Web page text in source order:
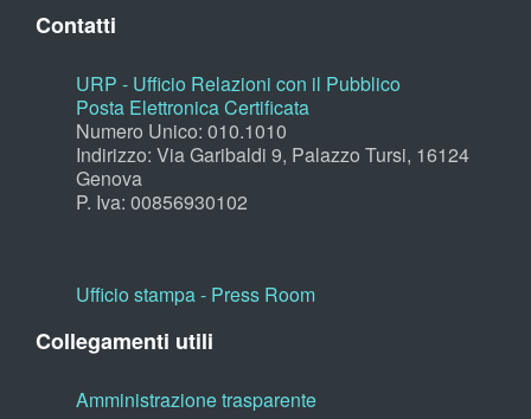
Contatti
URP - Ufficio Relazioni con il Pubblico
Posta Elettronica Certificata
Numero Unico: 010.1010
Indirizzo: Via Garibaldi 9, Palazzo Tursi, 16124
Genova
P. Iva: 00856930102
Ufficio stampa - Press Room
Collegamenti utili
Amministrazione trasparente